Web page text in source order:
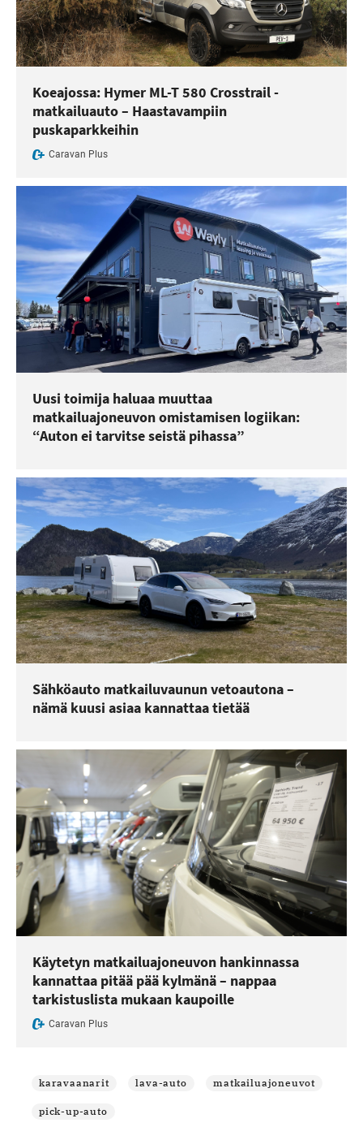
Koeajossa: Hymer ML-T 580 Crosstrail -
matkailuauto – Haastavampiin
puskaparkkeihin
Caravan Plus
Uusi toimija haluaa muuttaa
matkailuajoneuvon omistamisen logiikan:
“Auton ei tarvitse seistä pihassa”
Sähköauto matkailuvaunun vetoautona –
nämä kuusi asiaa kannattaa tietää
Käytetyn matkailuajoneuvon hankinnassa
kannattaa pitää pää kylmänä – nappaa
tarkistuslista mukaan kaupoille
Caravan Plus
karavaanarit lava-auto matkailuajoneuvot
pick-up-auto